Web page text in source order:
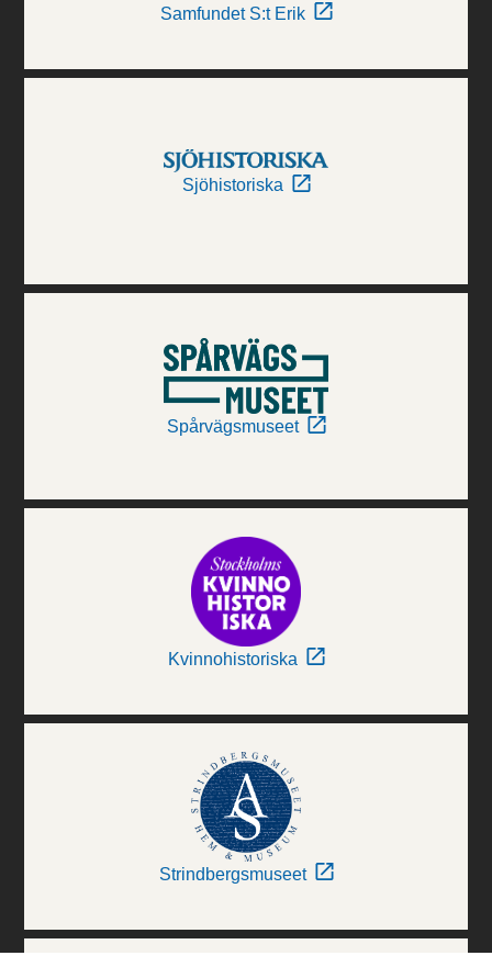
Samfundet S:t Erik
Sjöhistoriska
Spårvägsmuseet
Kvinnohistoriska
Strindbergsmuseet